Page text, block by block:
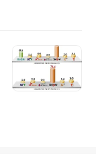
블랙잭이 있기
. 본인이 본인의
설정이 되고, "*
거나 집에..